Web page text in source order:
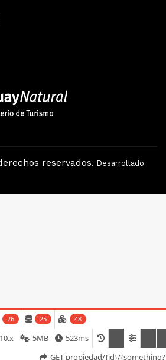
reservados. Desarrollado
26 25 48
523ms
5MB
10.x
GET propiedad/{id}/